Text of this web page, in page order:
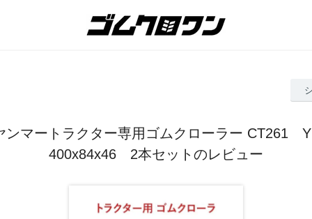
ンマートラクター専用ゴムクローラー CT261
400x84x46 2本セットのレビュー